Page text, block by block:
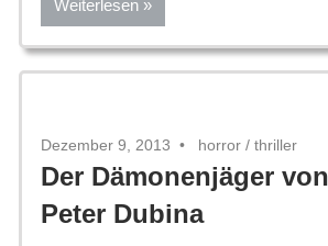
Weiterlesen
Dezember 9, 2013 horror / thriller
Der Dämonenjäger
Peter Dubina